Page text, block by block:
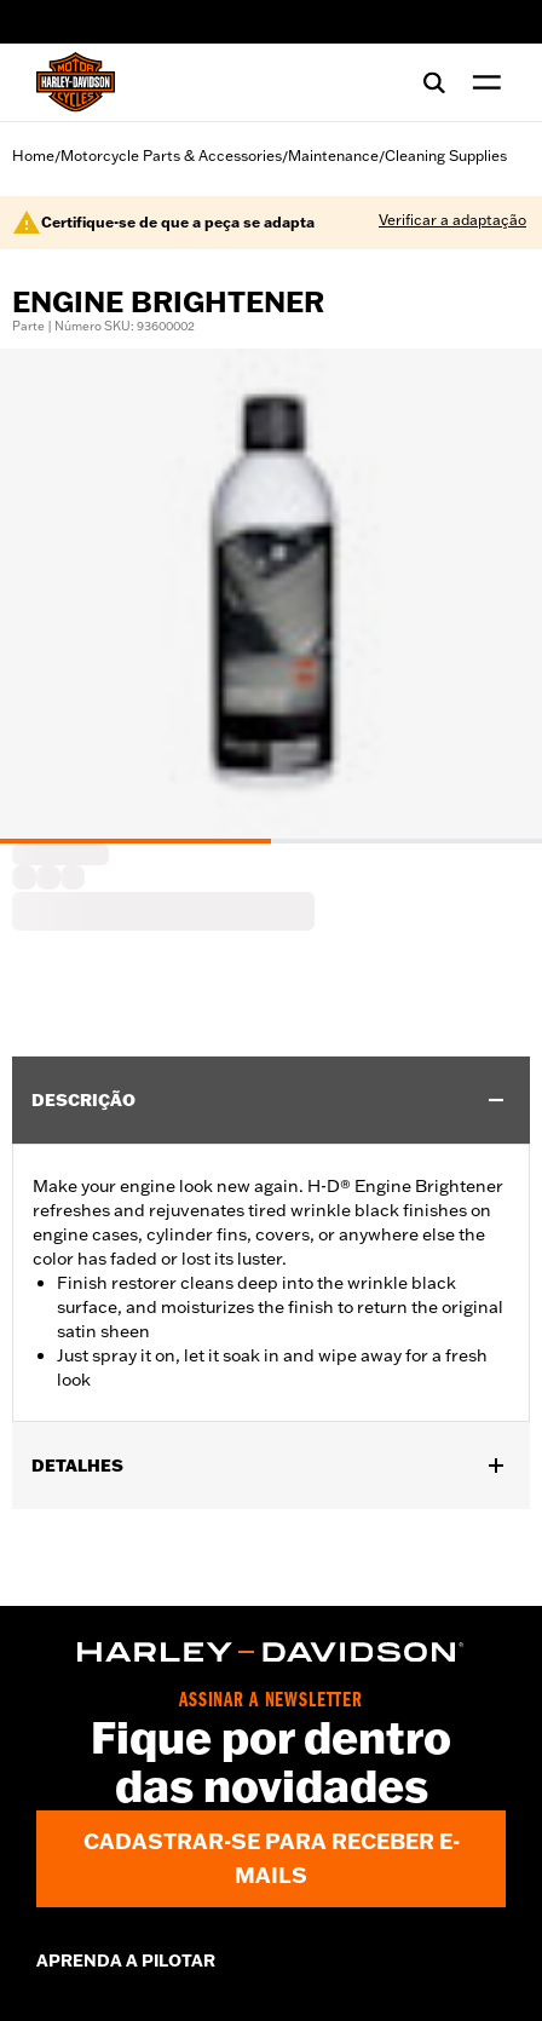
Home/Motorcycle Parts & Accessories/Maintenance/Cleaning Supplies
Certifique-se de que a peça se adapta Verificar a adaptação
ENGINE BRIGHTENER
Parte | Número SKU: 93600002
DESCRIÇÃO
Make your engine look new again. H-D® Engine Brightener
refreshes and rejuvenates tired wrinkle black finishes on
engine cases, cylinder fins, covers, or anywhere else the
color has faded or lost its luster.
Finish restorer cleans deep into the wrinkle black
surface, and moisturizes the finish to return the original
satin sheen
Just spray it on, let it soak in and wipe away for a fresh
look
DETALHES
and covers
Sold In Units: Each
ASSINAR A NEWSLETTER
Fique por dentro
das novidades
CADASTRAR-SE PARA RECEBER E-
MAILS
APRENDA A PILOTAR